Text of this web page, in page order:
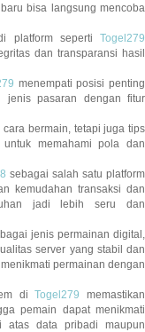
bisa langsung mencoba
platform seperti Togel279
dan transparansi hasil
menempati posisi penting
jenis pasaran dengan fitur
bermain, tetapi juga tips
memahami pola dan
sebagai salah satu platform
kemudahan transaksi dan
jadi lebih seru dan
jenis permainan digital,
server yang stabil dan
permainan dengan
diTogel279 memastikan
pemain dapat menikmati
atas data pribadi maupun